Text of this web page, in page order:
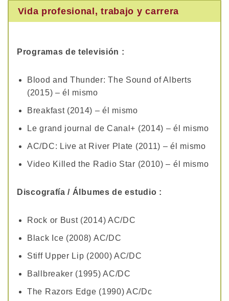
Vida profesional, trabajo y carrera
Programas de televisión :
Blood and Thunder: The Sound of Alberts
(2015) – él mismo
Breakfast (2014) – él mismo
Le grand journal de Canal+ (2014) – él mismo
AC/DC: Live at River Plate (2011) – él mismo
Video Killed the Radio Star (2010) – él mismo
Discografía / Álbumes de estudio :
Rock or Bust (2014) AC/DC
Black Ice (2008) AC/DC
Stiff Upper Lip (2000) AC/DC
Ballbreaker (1995) AC/DC
The Razors Edge (1990) AC/Dc